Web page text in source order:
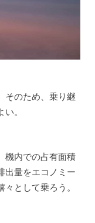
そのため、乗り継
。
機内での占有面積
出量をエコノミー
として乗ろう。